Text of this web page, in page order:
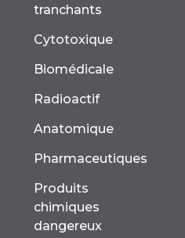
tranchants
Cytotoxique
Biomédicale
Radioactif
Anatomique
Pharmaceutiques
Produits
chimiques
dangereux